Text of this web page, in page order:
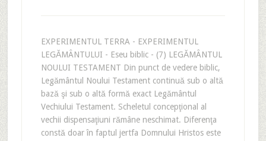
EXPERIMENTUL TERRA - EXPERIMENTUL
LEGĂMÂNTULUI - Eseu biblic - (7) LEGĂMÂNTUL
NOULUI TESTAMENT Din punct de vedere biblic,
Legământul Noului Testament continuă sub o altă
bază şi sub o altă formă exact Legământul
Vechiului Testament. Scheletul concepţional al
vechii dispensaţiuni rămâne neschimat. Diferenţa
constă doar în faptul jertfa Domnului Hristos este